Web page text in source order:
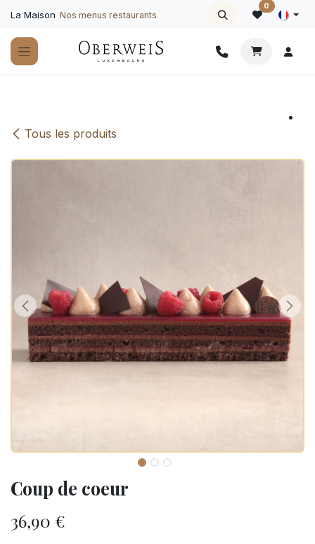
La Maison Nos menus restaurants
0
Tous les produits
Coup de coeur
36,90 €